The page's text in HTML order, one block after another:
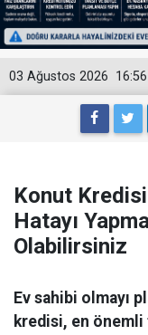
16:56
03 Ağustos 2026
Konut
Hatayı
Olabilirsiniz
Ev sahibi olmayı
kredisi, en